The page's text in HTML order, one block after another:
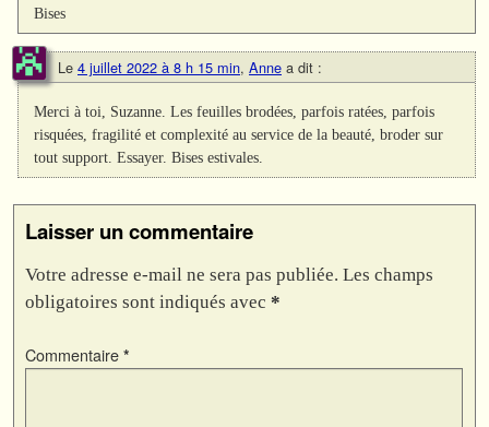
Bises
Le 4 juillet 2022 à 8 h 15 min, Anne a dit :
Merci à toi, Suzanne. Les feuilles brodées, parfois ratées, parfois
risquées, fragilité et complexité au service de la beauté, broder sur
tout support. Essayer. Bises estivales.
Laisser un commentaire
Votre adresse e-mail ne sera pas publiée. Les champs
obligatoires sont indiqués avec *
Commentaire *